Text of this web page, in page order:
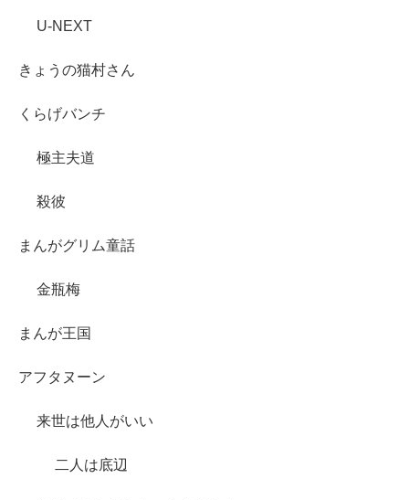
U-NEXT
きょうの猫村さん
くらげバンチ
極主夫道
殺彼
まんがグリム童話
金瓶梅
まんが王国
アフタヌーン
来世は他人がいい
二人は底辺